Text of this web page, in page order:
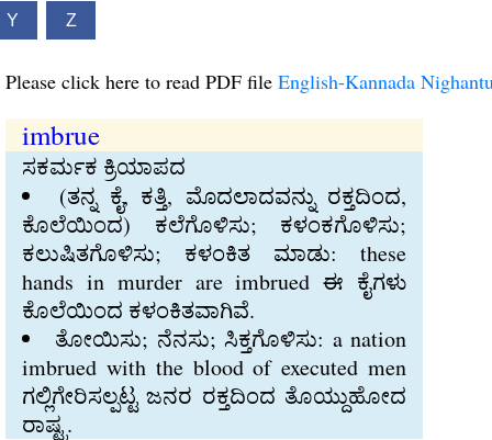
Y Z
Please click here to read PDF file English-Kannada
imbrue
ಸಕರ್ಮಕ ಕ್ರಿಯಾಪದ
(ತನ್ನ ಕೈ, ಕತ್ತಿ, ಮೊದಲಾದವನ್ನು ರಕ್ತದಿಂದ,
ಕೊಲೆಯಿಂದ) ಕಲೆಗೊಳಿಸು; ಕಳಂಕಗೊಳಿಸು;
ಕಲುಷಿತಗೊಳಿಸು; ಕಳಂಕಿತ ಮಾಡು: these
hands in murder are imbrued ಈ ಕೈಗಳು
ಕೊಲೆಯಿಂದ ಕಳಂಕಿತವಾಗಿವೆ.
ತೋಯಿಸು; ನೆನಸು; ಸಿಕ್ತಗೊಳಿಸು: a nation
imbrued with the blood of executed men
ಗಲ್ಲಿಗೇರಿಸಲ್ಪಟ್ಟ ಜನರ ರಕ್ತದಿಂದ ತೊಯ್ದುಹೋದ
ರಾಷ್ಟ್ರ.